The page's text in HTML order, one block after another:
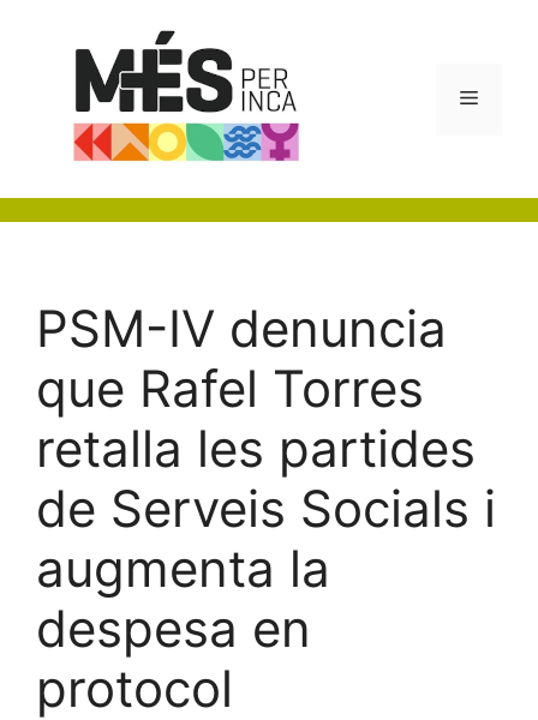
Menú
PSM-IV denuncia
que Rafel Torres
retalla les partides
de Serveis Socials i
augmenta la
despesa en
protocol